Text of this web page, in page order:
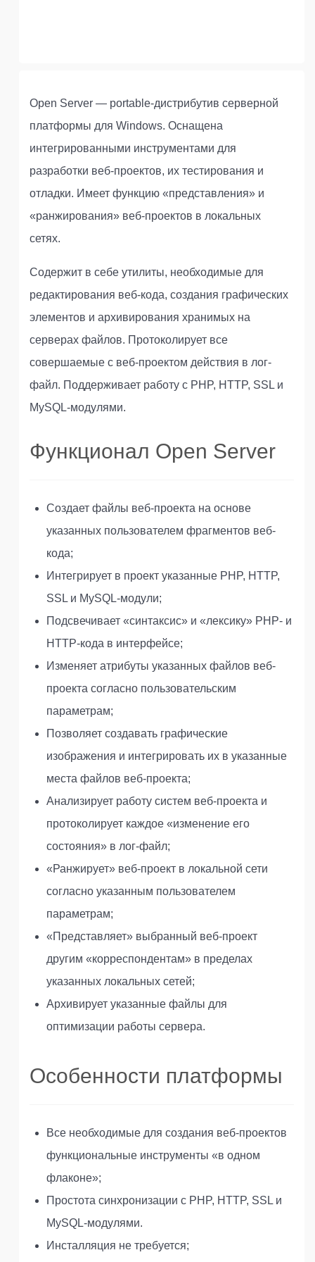
Open Server — portable-дистрибутив серверной
платформы для Windows. Оснащена
интегрированными инструментами для
разработки веб-проектов, их тестирования и
отладки. Имеет функцию «представления» и
«ранжирования» веб-проектов в локальных
сетях.
Содержит в себе утилиты, необходимые для
редактирования веб-кода, создания графических
элементов и архивирования хранимых на
серверах файлов. Протоколирует все
совершаемые с веб-проектом действия в лог-
файл. Поддерживает работу с PHP, HTTP, SSL и
MySQL-модулями.
Функционал Open Server
Создает файлы веб-проекта на основе
указанных пользователем фрагментов веб-
кода;
Интегрирует в проект указанные PHP, HTTP,
SSL и MySQL-модули;
Подсвечивает «синтаксис» и «лексику» PHP- и
HTTP-кода в интерфейсе;
Изменяет атрибуты указанных файлов веб-
проекта согласно пользовательским
параметрам;
Позволяет создавать графические
изображения и интегрировать их в указанные
места файлов веб-проекта;
Анализирует работу систем веб-проекта и
протоколирует каждое «изменение его
состояния» в лог-файл;
«Ранжирует» веб-проект в локальной сети
согласно указанным пользователем
параметрам;
«Представляет» выбранный веб-проект
другим «корреспондентам» в пределах
указанных локальных сетей;
Архивирует указанные файлы для
оптимизации работы сервера.
Особенности платформы
Все необходимые для создания веб-проектов
функциональные инструменты «в одном
флаконе»;
Простота синхронизации с PHP, HTTP, SSL и
MySQL-модулями.
Инсталляция не требуется;